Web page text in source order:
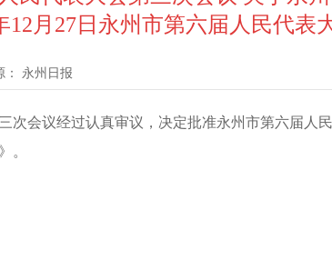
12月27日永州市第六届人民代
： 永州日报
次会议经过认真审议，决定批准永州市第六届
。